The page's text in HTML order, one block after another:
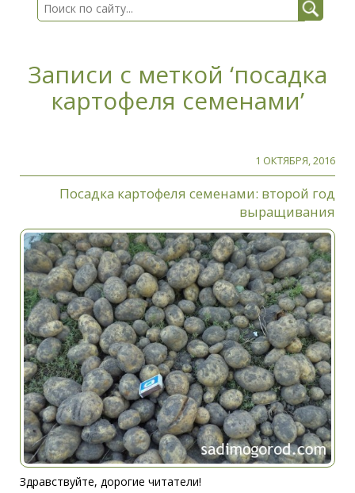
Записи с меткой ‘посадка
картофеля семенами’
1 ОКТЯБРЯ, 2016
Посадка картофеля семенами: второй год
выращивания
Здравствуйте, дорогие читатели!